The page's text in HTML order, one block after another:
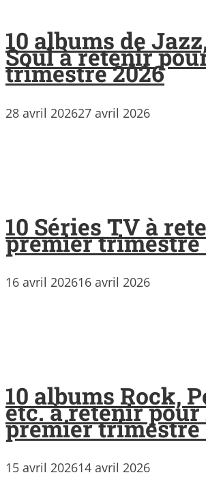
10 albums de
Soul à retenir
trimestre 2026
28 avril 202627 avril 2026
10 Séries TV à
premier trimestre
16 avril 202616 avril 2026
10 albums Rock,
etc. à retenir pour
premier trimestre
15 avril 202614 avril 2026